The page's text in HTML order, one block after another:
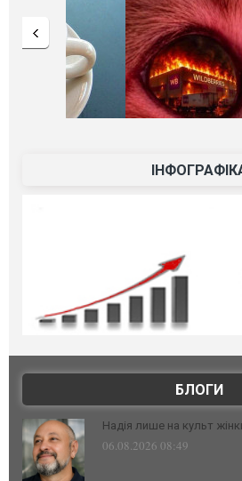
БЛОГИ
Надія лише на культ
06.08.2026 08:49